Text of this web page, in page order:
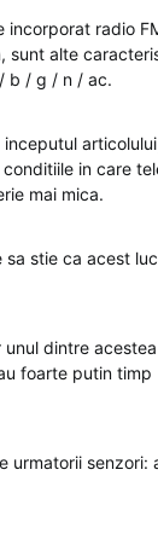
radio
sunt alte
b / g / n / ac.
in care
mai mica.
stie ca acest
dintre
foarte putin timp
urmatorii senzori: